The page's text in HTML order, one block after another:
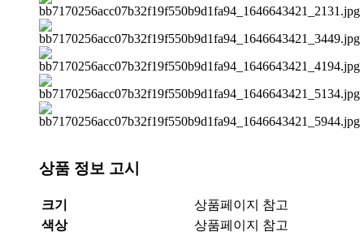
상품 정보 고시
크기
상품페이지 참고
색상
상품페이지 참고